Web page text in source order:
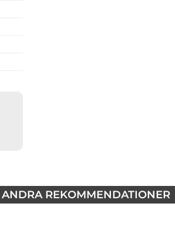
ANDRA REKOMMENDATIONER